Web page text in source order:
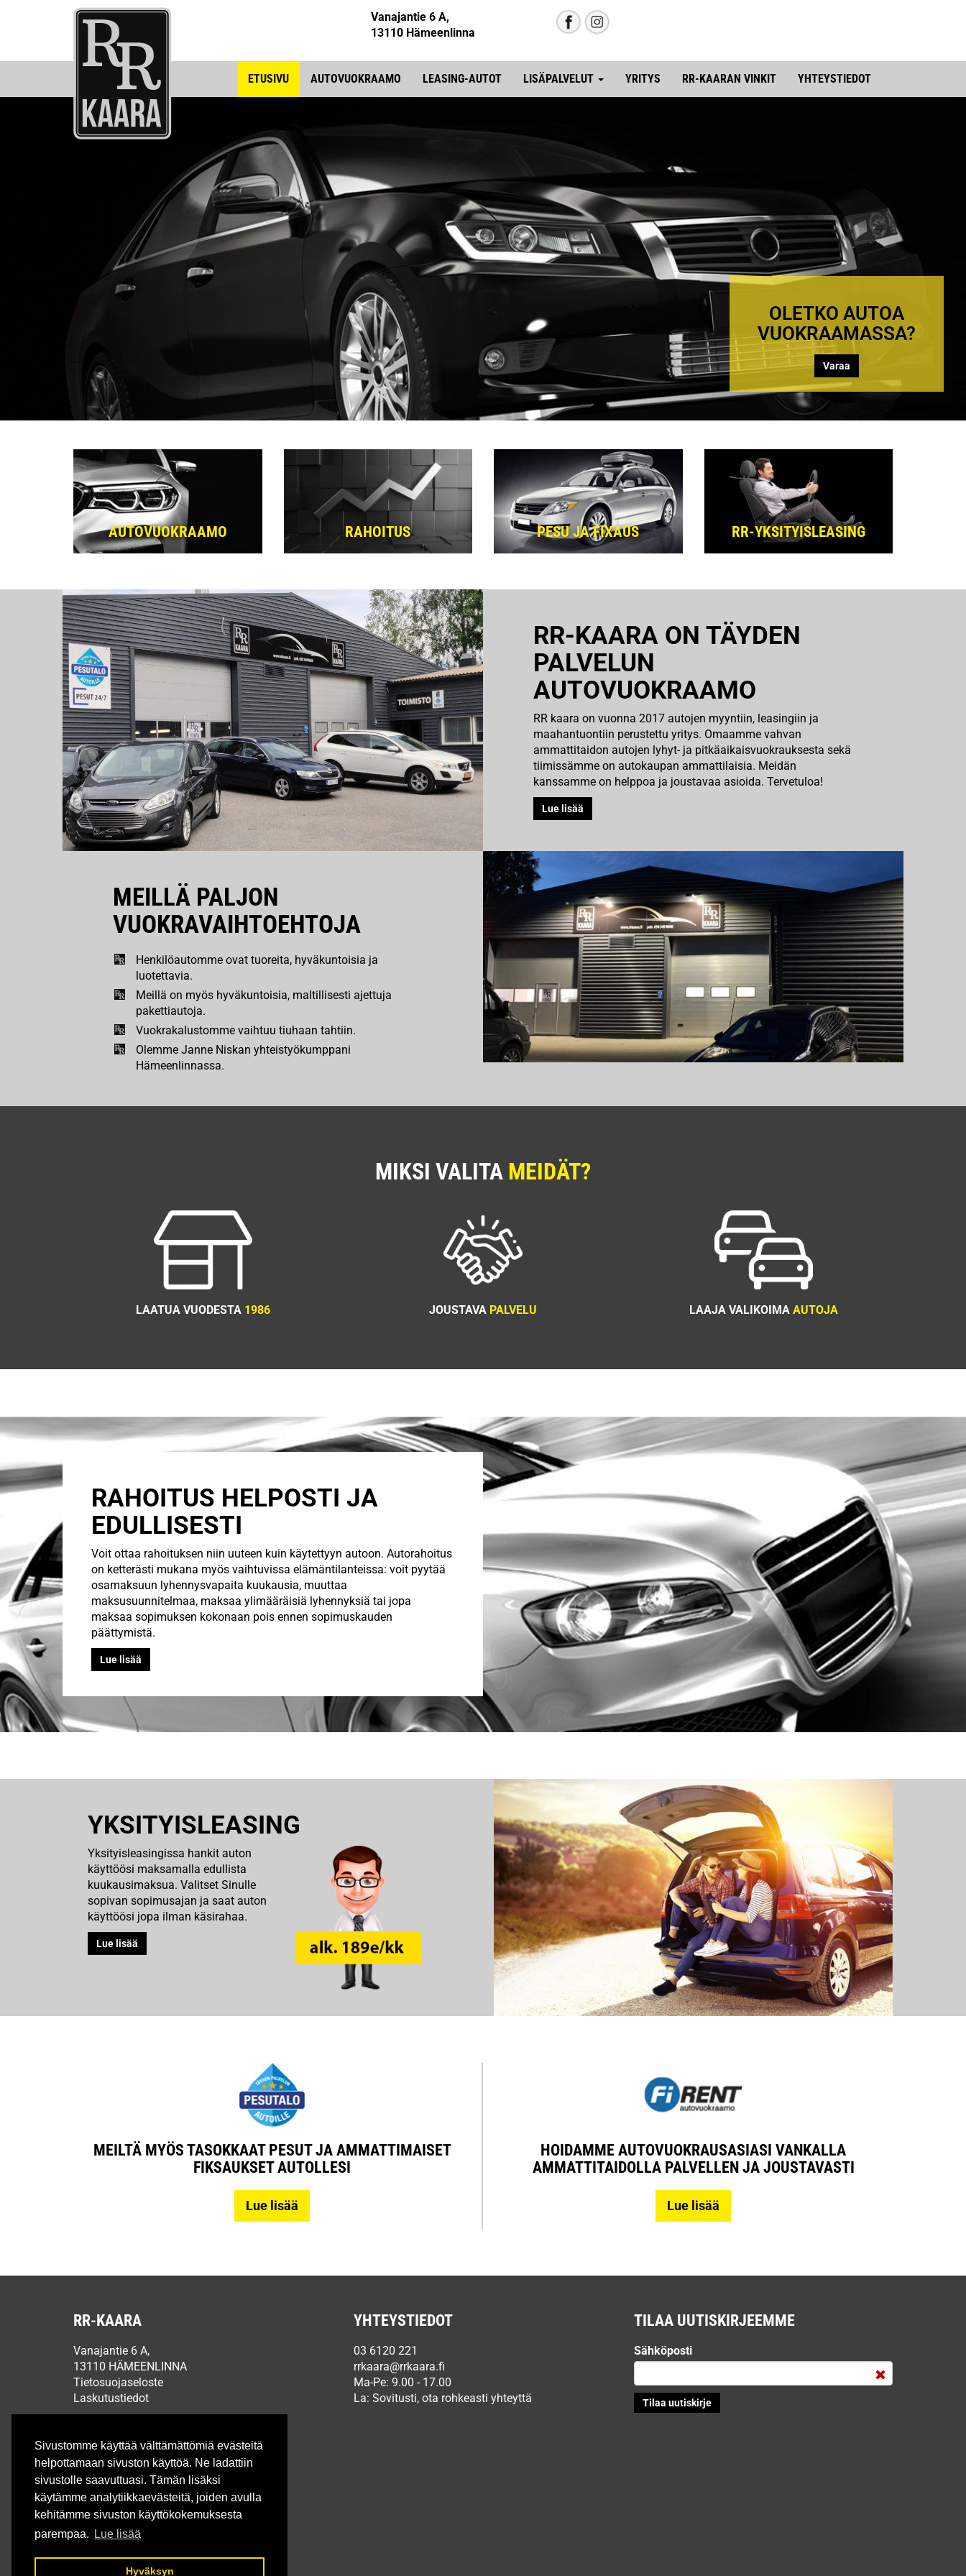
Sivustomme käyttää välttämättömiä evästeitä
helpottamaan sivuston käyttöä. Ne ladattiin
sivustolle saavuttuasi. Tämän lisäksi
käytämme analytiikkaevästeitä, joiden avulla
kehitämme sivuston käyttökokemuksesta
parempaa.
Lue lisää
Hyväksyn
Vanajantie 6 A,
13110 Hämeenlinna
ETUSIVU AUTOVUOKRAAMO LEASING-AUTOT LISÄPALVELUT YRITYS RR-KAARAN VINKIT YHTEYSTIEDOT
OLETKO AUTOA
VUOKRAAMASSA?
Varaa
AUTOVUOKRAAMO RAHOITUS PESU JA FIXAUS RR-YKSITYISLEASING
RR-KAARA ON TÄYDEN
PALVELUN
AUTOVUOKRAAMO
RR kaara on vuonna 2017 autojen myyntiin, leasingiin ja
maahantuontiin perustettu yritys. Omaamme vahvan
ammattitaidon autojen lyhyt- ja pitkäaikaisvuokrauksesta sekä
tiimissämme on autokaupan ammattilaisia. Meidän
kanssamme on helppoa ja joustavaa asioida. Tervetuloa!
Lue lisää
MEILLÄ PALJON
VUOKRAVAIHTOEHTOJA
Henkilöautomme ovat tuoreita, hyväkuntoisia ja
luotettavia.
Meillä on myös hyväkuntoisia, maltillisesti ajettuja
pakettiautoja.
Vuokrakalustomme vaihtuu tiuhaan tahtiin.
Olemme Janne Niskan yhteistyökumppani
Hämeenlinnassa.
MIKSI VALITA MEIDÄT?
LAATUA VUODESTA 1986 JOUSTAVA PALVELU LAAJA VALIKOIMA AUTOJA
RAHOITUS HELPOSTI JA
EDULLISESTI
Voit ottaa rahoituksen niin uuteen kuin käytettyyn autoon. Autorahoitus
on ketterästi mukana myös vaihtuvissa elämäntilanteissa: voit pyytää
osamaksuun lyhennysvapaita kuukausia, muuttaa
maksusuunnitelmaa, maksaa ylimääräisiä lyhennyksiä tai jopa
maksaa sopimuksen kokonaan pois ennen sopimuskauden
päättymistä.
Lue lisää
YKSITYISLEASING
Yksityisleasingissa hankit auton
käyttöösi maksamalla edullista
kuukausimaksua. Valitset Sinulle
sopivan sopimusajan ja saat auton
käyttöösi jopa ilman käsirahaa.
Lue lisää
MEILTÄ MYÖS TASOKKAAT PESUT JA AMMATTIMAISET
FIKSAUKSET AUTOLLESI
Lue lisää
HOIDAMME AUTOVUOKRAUSASIASI VANKALLA
AMMATTITAIDOLLA PALVELLEN JA JOUSTAVASTI
Lue lisää
RR-KAARA
Vanajantie 6 A,
13110 HÄMEENLINNA
Tietosuojaseloste
Laskutustiedot
YHTEYSTIEDOT
03 6120 221
rrkaara@rrkaara.fi
Ma-Pe: 9.00 - 17.00
La: Sovitusti, ota rohkeasti yhteyttä
TILAA UUTISKIRJEEMME
Sähköposti